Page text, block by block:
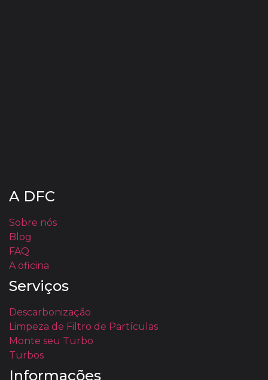
A DFC
Sobre nós
Blog
FAQ
A oficina
Serviços
Descarbonização
Limpeza de Filtro de Partículas
Monte seu Turbo
Turbos
Informações